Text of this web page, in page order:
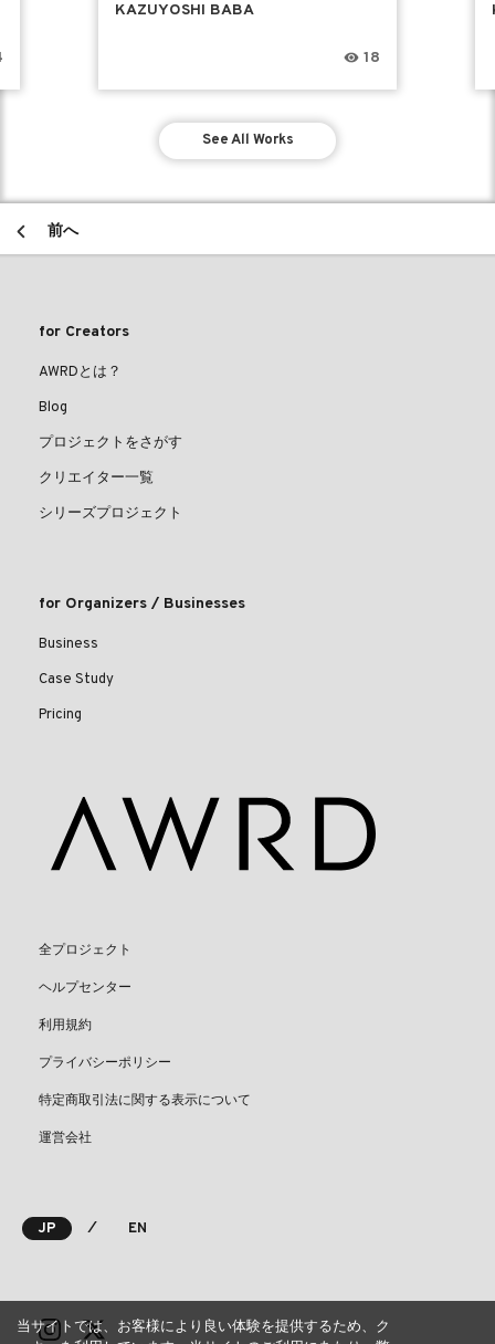
KAZUYOSHI BABA
18
See All Works
前へ
for Creators
AWRDとは？
Blog
プロジェクトをさがす
クリエイター一覧
シリーズプロジェクト
for Organizers / Businesses
Business
Case Study
Pricing
全プロジェクト
ヘルプセンター
利用規約
プライバシーポリシー
特定商取引法に関する表示について
運営会社
JP ⁄ EN
当サイトでは、お客様により良い体験を提供するため、ク